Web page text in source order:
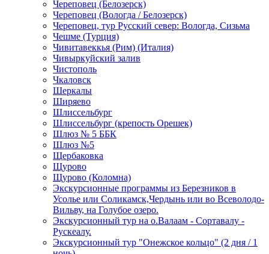
Череповец (Белозерск)
Череповец (Вологда / Белозерск)
Череповец, тур Русский север: Вологда, Сизьма
Чешме (Турция)
Чивитавеккья (Рим) (Италия)
Чивыркуйский залив
Чистополь
Чкаловск
Шеркалы
Ширяево
Шлиссельбург
Шлиссельбург (крепость Орешек)
Шлюз № 5 ББК
Шлюз №5
Щербаковка
Щурово
Щурово (Коломна)
Экскурсионные программы из Березников в
Усолье или Соликамск,Чердынь или во Всеволодо-
Вильву, на Голубое озеро.
Экскурсионный тур на о.Валаам - Сортавалу -
Рускеалу.
Экскурсионный тур "Онежское кольцо" (2 дня / 1